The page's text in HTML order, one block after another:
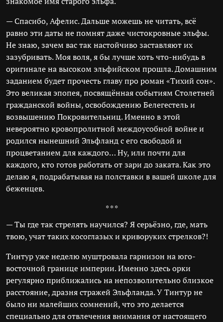
— Спасибо, Афелис. Дальше можешь не читать, всё
равно эти даты не помнят даже чистокровные эльфы.
Не знаю, зачем вас так настойчиво заставляют их
зазубривать. Моя воля, я бы лучше хоть что-нибудь в
оригинале на высоком эльфийском прошла. Домашним
заданием будет прочесть главу про роман «Тихий сон».
Это великая эпопея, посвящённая событиям Столетней
гражданской войны, освобождению Белегестель и
возвышению Покровительниц. Именно в этой
невероятно кровопролитной междоусобной войне и
родился нынешний Эльфланд с его свободой и
процветанием для каждого… Ну, или почти для
каждого, кто готов работать от зари до заката. Как это
делаю я, подрабатывая на полставки в вашей школе для
беженцев.
* * *
— Ты где так стрелять научился? Я серьёзно, где, мать
твою, учат таких косоглазых и криворуких стрелков?!
Тинтур уже неделю муштровала гарнизон на юго-
восточной границе империи. Именно здесь орки
регулярно приближались на непозволительно близкое
расстояние, дразня стражей Эльфланда. У Тинтур не
было ни малейших сомнений, что это делается
специально для отвлечения внимания от настоящего